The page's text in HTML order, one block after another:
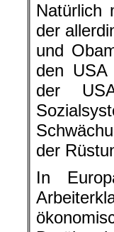
Natürlich
der
und
den USA
der
der
In